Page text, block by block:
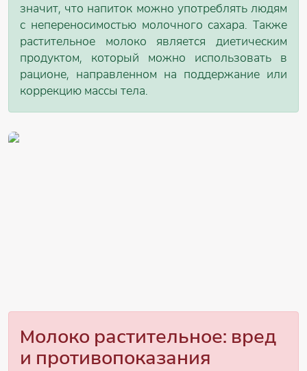
значит, что напиток можно употреблять людям
с непереносимостью молочного сахара. Также
растительное молоко является диетическим
продуктом, который можно использовать в
рационе, направленном на поддержание или
коррекцию массы тела.
Молоко растительное: вред
и противопоказания